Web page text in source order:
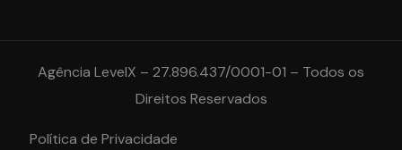
Agência LevelX – 27.896.437/0001-01 – Todos os
Direitos Reservados
Política de Privacidade